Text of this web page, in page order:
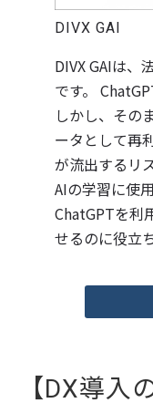
DIVX GAI
DIVX GAIは、
です。
しかし、その
ータとして再
が流出するリ
AIの学習に使
ChatGPTを利
せるのに役立
【DX導入